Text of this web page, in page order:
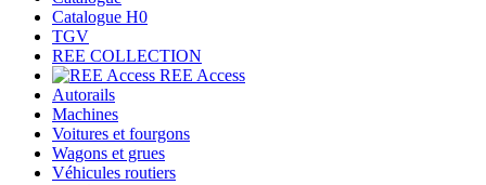
Catalogue H0
TGV
REE COLLECTION
REE Access
Autorails
Machines
Voitures et fourgons
Wagons et grues
Véhicules routiers